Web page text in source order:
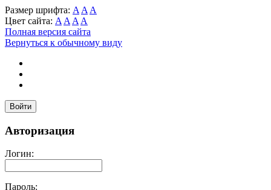
Размер шрифта: A A A
Цвет сайта: A A A A
Полная версия сайта
Вернуться к обычному виду
Войти
Авторизация
Логин:
Пароль: